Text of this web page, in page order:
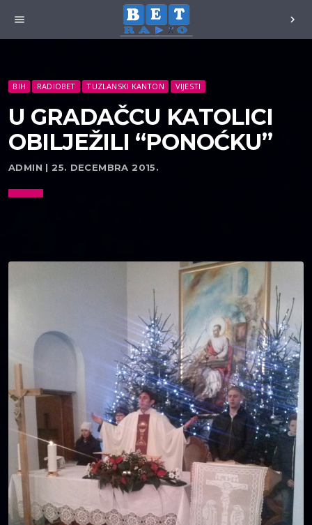
menu chevron_right
BIH RADIOBET TUZLANSKI KANTON VIJESTI
U GRADAČCU KATOLICI
OBILJEŽILI “PONOĆKU”
ADMIN | 25. DECEMBRA 2015.